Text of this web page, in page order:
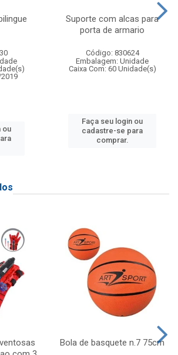
ou
Suporte com alcas para
porta de armario
Código: 830624
Embalagem: Unidade
Caixa Com: 60 Unidade(s)
Faça seu login ou
cadastre-se para
comprar.
Bola de basquete n.7 75cm